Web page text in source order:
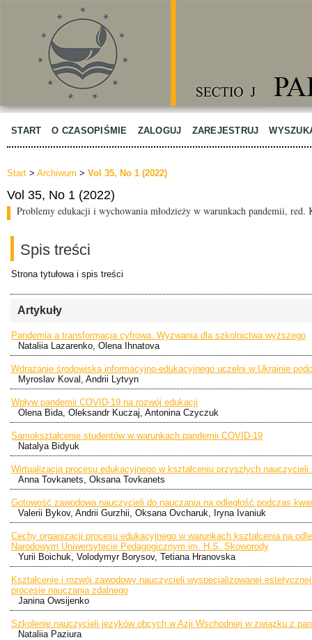
START O CZASOPIŚMIE ZALOGUJ ZAREJESTRUJ
Start > Archiwum > Vol 35, No 1 (2022)
Vol 35, No 1 (2022)
Problemy edukacji i wychowania młodzieży w warunkach pandemii, red.
Spis treści
Strona tytułowa i spis treści
Artykuły
Pandemia a transformacja cyfrowa. Wyzwania dla szkolnictwa wyższego
Nataliia Lazarenko, Olena Ihnatova
Wdrażanie środowiska informacyjno-edukacyjnego uczelni w Ukrainie
Myroslav Koval, Andrii Lytvyn
Wpływ pandemii COVID-19 na rozwój edukacji
Olena Bida, Oleksandr Kuczaj, Antonina Czyczuk
Samokształcenie studentów w warunkach pandemii COVID-19
Natalya Bidyuk
Wirtualizacja procesu edukacyjnego w kształceniu przyszłych nauczycieli
Anna Tovkanets, Oksana Tovkanets
Gotowość zawodowa nauczycieli do nauczania na odległość podczas
Valerii Bykov, Andrii Gurzhii, Oksana Ovcharuk, Iryna Ivaniuk
Cechy organizacji procesu edukacyjnego w warunkach kształcenia na
Narodowym Uniwersytecie Pedagogicznym im. H.S. Skoworody
Yurii Boichuk, Volodymyr Borysov, Tetiana Hranovska
Kształcenie i rozwój zawodowy nauczycieli wyspecjalizowanej
procesie nauczania zdalnego
Janina Owsijenko
Szkolenie nauczycieli języków obcych w Azji Wschodniej w związku z
Nataliia Paziura